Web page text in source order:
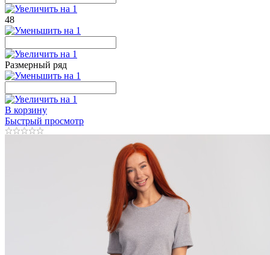
48
Размерный ряд
В корзину
Быстрый просмотр